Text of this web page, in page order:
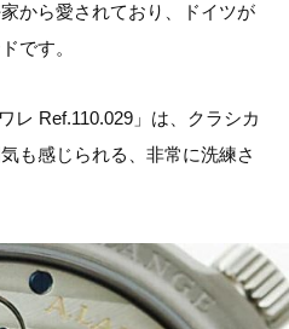
から愛されており、ドイツが
です。
レ Ref.110.029」は、クラシカ
も感じられる、非常に洗練さ